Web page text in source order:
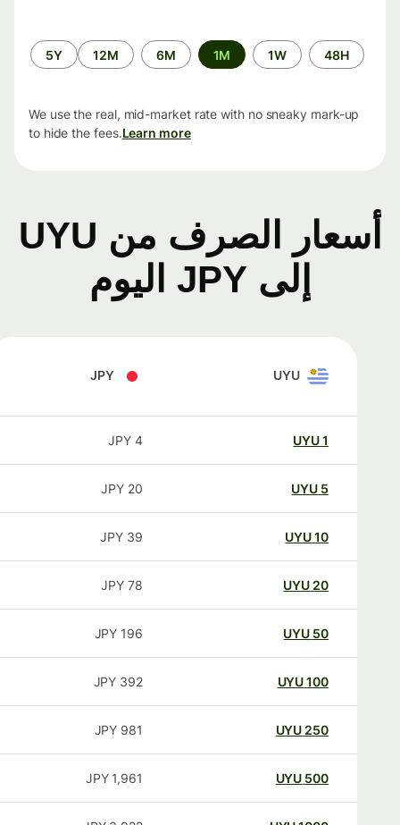
الفترة
الزمنية
48H
1W
1M
6M
12M
5Y
We use the real, mid-market rate with no sneaky mark-up
to hide the fees.Learn more
أسعار الصرف من UYU
إلى JPY اليوم
UYU
JPY
UYU
JPY
UYU
JPY
UYU
39
JPY
20
UYU
JPY
50
UYU
196
JPY
100
UYU
392
JPY
250
UYU
981
JPY
500
UYU
1,961
JPY